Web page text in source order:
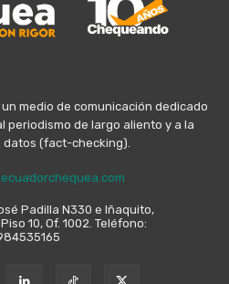
un medio de comunicación dedicado
periodismo de largo aliento y a la
datos (fact-checking).
Padilla N330 e Iñaquito,
10, Of. 1002. Teléfono: